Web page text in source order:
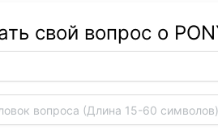
свой вопрос о